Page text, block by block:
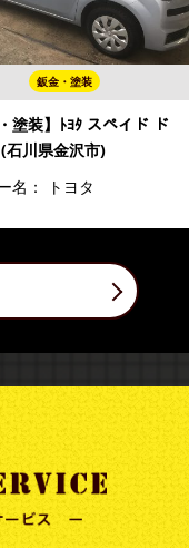
鈑金・塗装
・塗装】ﾄﾖﾀ スペイド ド
石川県金沢市)
名：
トヨタ